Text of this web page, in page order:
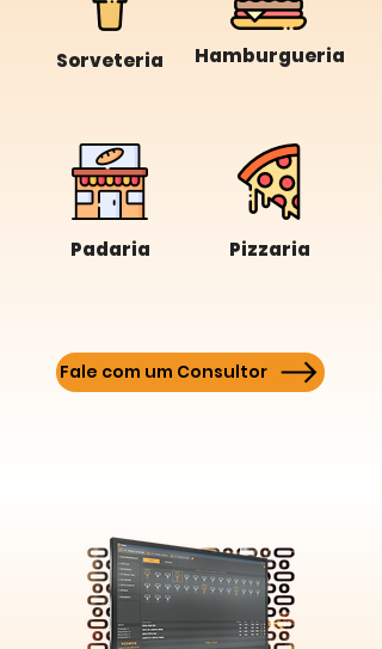
Sorveteria Hamburgueria
Padaria Pizzaria
Fale com um Consultor